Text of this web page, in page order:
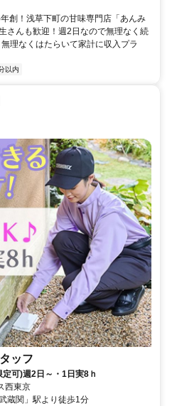
創！浅草下町の甘味専門店「あんみ
さんも歓迎！週2日なので無理なく続
理なくはたらいて家計に収入プラ
以内
ッフ
可)週2日～・1日実8ｈ
西東京
蔵関」駅より徒歩1分